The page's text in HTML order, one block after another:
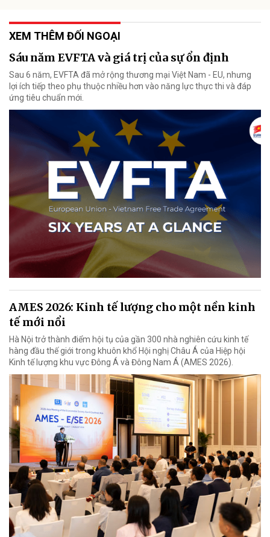
XEM THÊM ĐỐI NGOẠI
Sáu năm EVFTA và giá trị của sự ổn định
Sau 6 năm, EVFTA đã mở rộng thương mại Việt Nam - EU, nhưng
lợi ích tiếp theo phụ thuộc nhiều hơn vào năng lực thực thi và đáp
ứng tiêu chuẩn mới.
AMES 2026: Kinh tế lượng cho một nền kinh
tế mới nổi
Hà Nội trở thành điểm hội tụ của gần 300 nhà nghiên cứu kinh tế
hàng đầu thế giới trong khuôn khổ Hội nghị Châu Á của Hiệp hội
Kinh tế lượng khu vực Đông Á và Đông Nam Á (AMES 2026).